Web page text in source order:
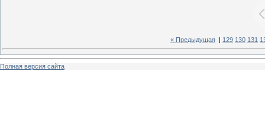
« Предыдущая 129 130 131
Полная версия сайта